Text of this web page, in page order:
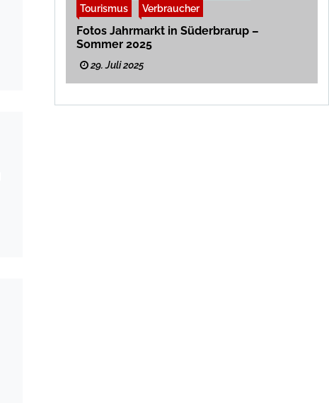
Tourismus
Verbraucher
Fotos Jahrmarkt in Süderbrarup –
Sommer 2025
29. Juli 2025